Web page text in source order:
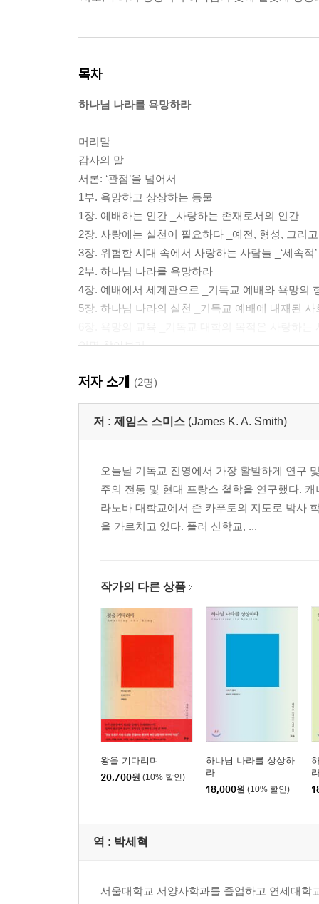
목차
하나님 나라를 욕망하라
머리말
감사의 말
서론: ‘관점’을 넘어서
1부. 욕망하고 상상하는 동물
1장. 예배하는 인간 _사랑하는 존재로서의 인간
2장. 사랑에는 실천이 필요하다 _예전, 형성, 그리
3장. 위험한 시대 속에서 사랑하는 사람들 _‘세속적
2부. 하나님 나라를 욕망하라
4장. 예배에서 세계관으로 _기독교 예배와 욕망의
5장. 하나님 나라의 실천 _기독교 예배에 내재된
인명 찾아보기
이 책을 읽는 법
서론: 감정의 교육_그리스도인의 행동에 관하여
1부. 육화된 의미_배경으로서의 몸
2부. 성화된 지각
4장. 세계 회복하기/다시 이야기하기_선교를 위한
인명 찾아보기
저자 소개 (2명)
저 : 제임스 스미스 (James K. A. Smith)
오늘날 기독교 진영에서 가장 활발하게 연구
주의 전통 및 현대 프랑스 철학을 연구했다.
라노바 대학교에서 존 카푸토의 지도로 박사
을 가르치고 있다. 풀러 신학교, ...
작가의 다른 상품
왕을 기다리며
20,700원 (10% 할인)
하나님 나라를 상상하
라
18,000원 (10% 할인)
역 : 박세혁
서울대학교 서양사학과를 졸업하고 연세대학